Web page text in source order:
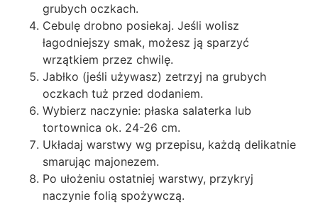
grubych oczkach.
Cebulę drobno posiekaj. Jeśli wolisz
łagodniejszy smak, możesz ją sparzyć
wrzątkiem przez chwilę.
Jabłko (jeśli używasz) zetrzyj na grubych
oczkach tuż przed dodaniem.
Wybierz naczynie: płaska salaterka lub
tortownica ok. 24-26 cm.
Układaj warstwy wg przepisu, każdą delikatnie
smarując majonezem.
Po ułożeniu ostatniej warstwy, przykryj
naczynie folią spożywczą.